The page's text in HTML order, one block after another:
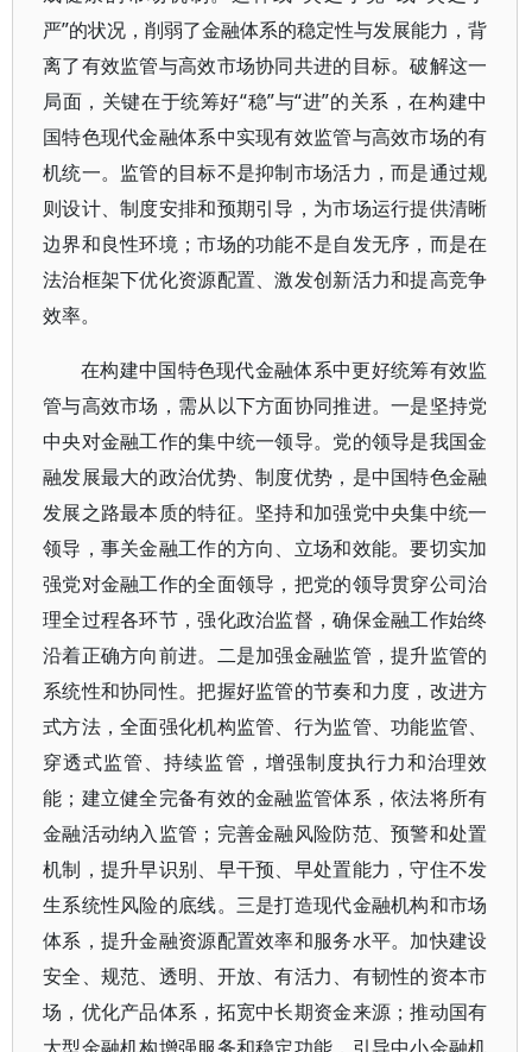
严”的状况，削弱了金融体系的稳定性与发展能力，背
离了有效监管与高效市场协同共进的目标。破解这一
局面，关键在于统筹好“稳”与“进”的关系，在构建中
国特色现代金融体系中实现有效监管与高效市场的有
机统一。监管的目标不是抑制市场活力，而是通过规
则设计、制度安排和预期引导，为市场运行提供清晰
边界和良性环境；市场的功能不是自发无序，而是在
法治框架下优化资源配置、激发创新活力和提高竞争
效率。
在构建中国特色现代金融体系中更好统筹有效监
管与高效市场，需从以下方面协同推进。一是坚持党
中央对金融工作的集中统一领导。党的领导是我国金
融发展最大的政治优势、制度优势，是中国特色金融
发展之路最本质的特征。坚持和加强党中央集中统一
领导，事关金融工作的方向、立场和效能。要切实加
强党对金融工作的全面领导，把党的领导贯穿公司治
理全过程各环节，强化政治监督，确保金融工作始终
沿着正确方向前进。二是加强金融监管，提升监管的
系统性和协同性。把握好监管的节奏和力度，改进方
式方法，全面强化机构监管、行为监管、功能监管、
穿透式监管、持续监管，增强制度执行力和治理效
能；建立健全完备有效的金融监管体系，依法将所有
金融活动纳入监管；完善金融风险防范、预警和处置
机制，提升早识别、早干预、早处置能力，守住不发
生系统性风险的底线。三是打造现代金融机构和市场
体系，提升金融资源配置效率和服务水平。加快建设
安全、规范、透明、开放、有活力、有韧性的资本市
场，优化产品体系，拓宽中长期资金来源；推动国有